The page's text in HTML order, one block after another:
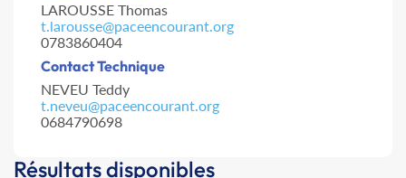
LAROUSSE Thomas
t.larousse@paceencourant.org
0783860404
Contact Technique
NEVEU Teddy
t.neveu@paceencourant.org
0684790698
Résultats disponibles